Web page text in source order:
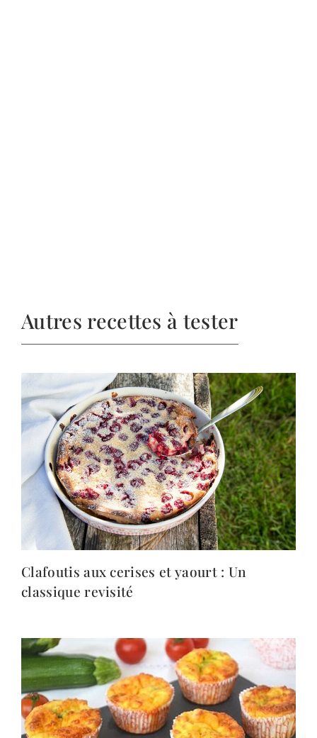
Autres recettes à tester
Clafoutis aux cerises et yaourt : Un
classique revisité